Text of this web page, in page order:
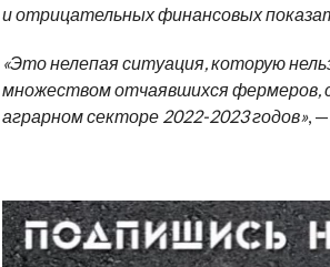
и отрицательных финансовых
«Это нелепая ситуация, которую
множеством отчаявшихся фермеров,
аграрном секторе 2022-2023 годов»,